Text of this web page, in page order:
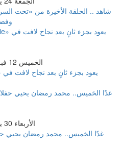
شاهد .. الحلقة الأخيرة من «تحت
الخميس 12 فبراير 2026 12:23 مساءً
الأربعاء 30 يوليو 2025 10:33 مساءً
غدًا الخميس.. محمد رمضان يحيي